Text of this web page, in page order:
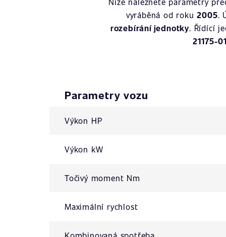
vyráběná od roku2005.
rozebírání jednotky. Řídící
21175-
Parametry vozu
Výkon HP
Výkon kW
Točivý moment Nm
Maximální rychlost